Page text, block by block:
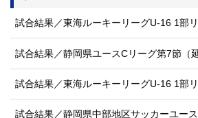
試合結果／東海ルーキーリーグU-16 1部
試合結果／静岡県ユースCリーグ第7節（
試合結果／東海ルーキーリーグU-16 1部
試合結果／静岡県中部地区サッカーユー